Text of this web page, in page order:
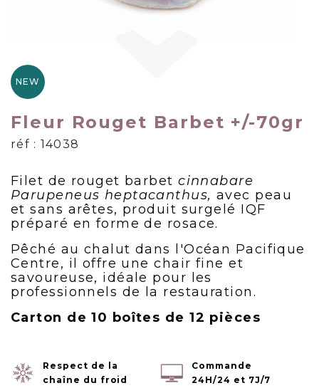
NEW
Fleur Rouget Barbet +/-70gr
réf : 14038
Filet de rouget barbetcinnabare
Parupeneus heptacanthus, avec peau
et sans arêtes, produit surgelé IQF
préparé en forme de rosace.
Pêché au chalut dans l'Océan Pacifique
Centre, il offre une chair fine et
savoureuse, idéale pour les
professionnels de la restauration.
Carton de 10 boîtes de 12 pièces
Respect de la
chaîne du froid
Commande
24H/24 et 7J/7